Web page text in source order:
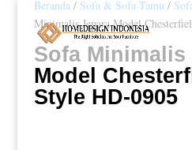
Beranda/ Sofa & Sofa Tamu /
Minimalis Jepara Model
Sofa Minimalis
Model
Style HD-0905